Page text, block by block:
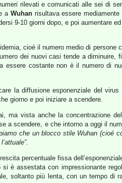
rilevati e comunicati alle sei di
a Wuhanrisultava essere mediamente
9-10 giorni dopo, e poi aumentare
cioé il numero medio di
dei nuovi casi tende a
costante non è il numero di
la diffusione esponenziale del
giorno e poi iniziare a scendere.
ma vista anche la concentrazione
a scendere, e che intorno a oggi il
che un blocco stile Wuhan (cioé
.
percentuale fissa
è assestata con impressionante
soltanto più lenta, con un tempo di